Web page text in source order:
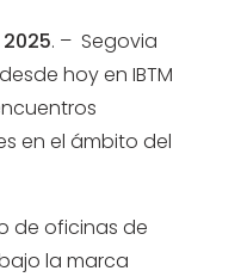
. – Segovia
hoy en IBTM
en el ámbito del
de oficinas de
la marca